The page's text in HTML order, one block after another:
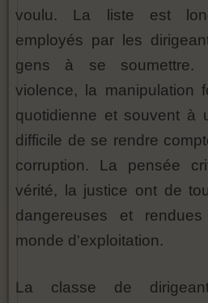
voulu. La liste est
employés par les
gens à se soumettre.
violence, la manipulation
quotidienne et souvent à
difficile de se rendre
corruption. La pensée
vérité, la justice ont de
dangereuses et
monde d'exploitation.
La classe de